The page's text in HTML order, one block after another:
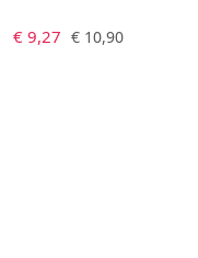
Verkaufspreis:
€ 9,27 Regulärer Preis:
€ 10,90